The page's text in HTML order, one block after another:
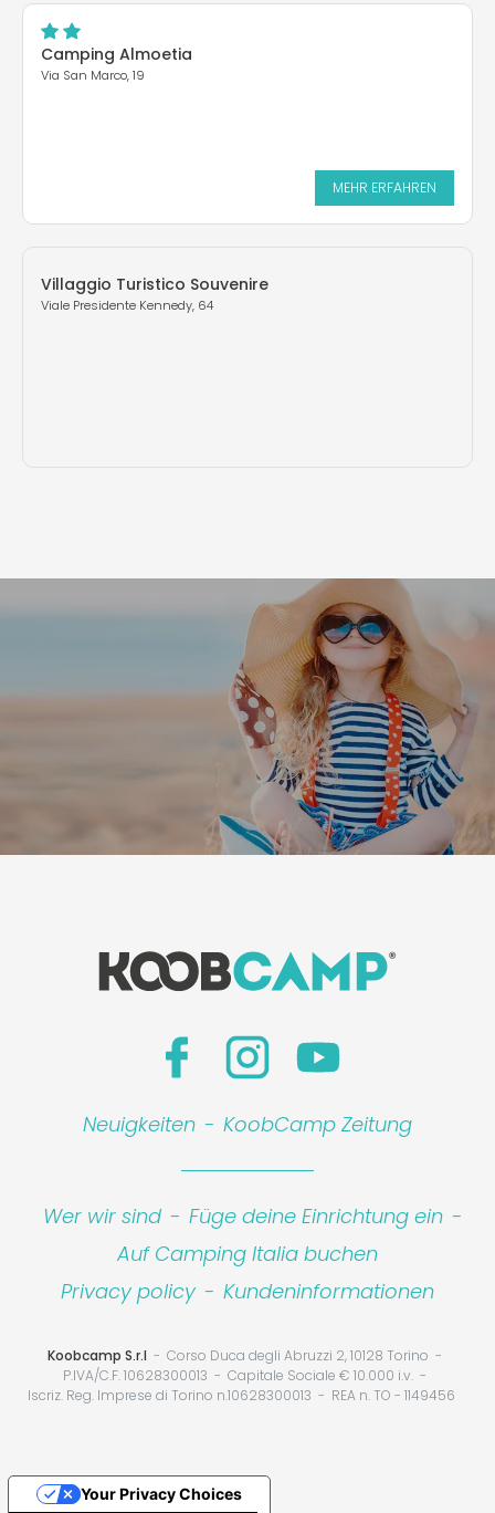
Camping Almoetia
Via San Marco, 19
MEHR ERFAHREN
Villaggio Turistico Souvenire
Viale Presidente Kennedy, 64
Neuigkeiten - KoobCamp Zeitung
Wer wir sind - Füge deine Einrichtung ein -
Auf Camping Italia buchen
Privacy policy - Kundeninformationen
Koobcamp S.r.l
Corso Duca degli Abruzzi 2, 10128 Torino
P.IVA/C.F. 10628300013
Capitale Sociale € 10.000 i.v.
Iscriz. Reg. Imprese di Torino n.10628300013
REA n. TO - 1149456
Your Privacy Choices